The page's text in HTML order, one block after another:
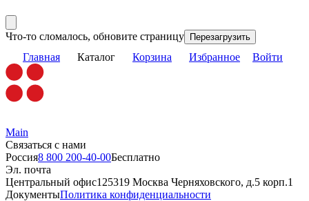
Что-то сломалось, обновите страницу Перезагрузить
Главная Каталог Корзина Избранное Войти
Main
Связаться с нами
Россия8 800 200-40-00Бесплатно
Эл. почта
Центральный офис125319 Москва Черняховского, д.5 корп.1
ДокументыПолитика конфиденциальности